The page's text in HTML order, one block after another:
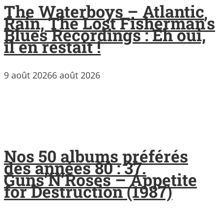
The Waterboys – Atlantic
Rain, The Lost Fisherman’s
Blues Recordings : Eh oui,
il en restait !
9 août 20266 août 2026
Nos 50 albums préférés
des années 80 : 37.
Guns’N’Roses – Appetite
for Destruction (1987)